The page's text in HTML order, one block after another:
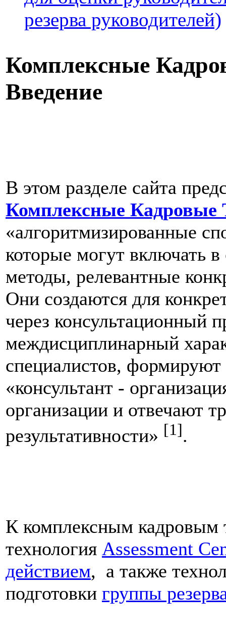
резерва руководителей)
Комплексные
Введение
В этом разделе сайта
Комплексные Кадровые
«алгоритмизированные
которые могут включать
методы, релевантные
Они создаются для
через консультационный
междисциплинарный
специалистов,
«консультант -
организации и отвечают
результативности» [1].
К комплексным кадровым
технология Assessment
действием, а также
подготовки группы